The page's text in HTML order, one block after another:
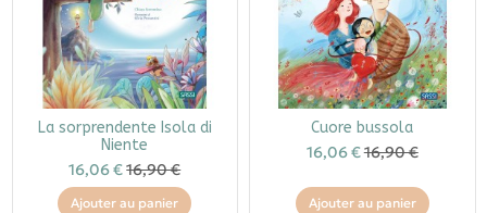
La sorprendente Isola di
Niente
16,06 €16,90 €
Ajouter au panier
Cuore bussola
16,06 €16,90 €
Ajouter au panier